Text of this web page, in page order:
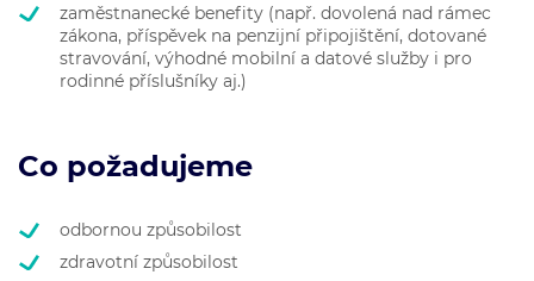
zaměstnanecké benefity (např. dovolená nad rámec
zákona, příspěvek na penzijní připojištění, dotované
stravování, výhodné mobilní a datové služby i pro
rodinné příslušníky aj.)
Co požadujeme
odbornou způsobilost
zdravotní způsobilost